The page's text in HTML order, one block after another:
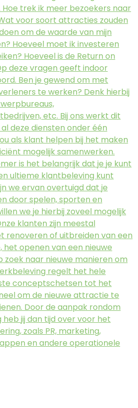
trek ik meer bezoekers naar
voor soort attracties zouden
om de waarde van mijn
Hoeveel moet ik investeren
Hoeveel is de Return on
deze vragen geeft indoor
Ben je gewend om met
te werken? Denk hierbij
etc. Bij ons werkt dit
deze diensten onder één
als klant helpen bij het maken
mogelijk samenwerken.
is het belangrijk dat je je kunt
ultieme klantbeleving kunt
we ervan overtuigd dat je
door spelen, sporten en
we je hierbij zoveel mogelijk
klanten zijn meestal
renoveren of uitbreiden van een
openen van een nieuwe
zoek naar nieuwe manieren om
regelt het hele
conceptschetsen tot het
om de nieuwe attractie te
Door de aanpak rondom
jij dan tijd over voor het
zoals PR, marketing,
en andere operationele